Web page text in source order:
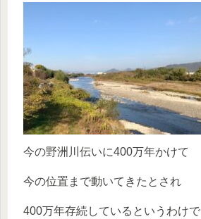
今の野洲川伝いに400万年かけて
今の位置まで動いてきたとされ
400万年存続しているというわけで